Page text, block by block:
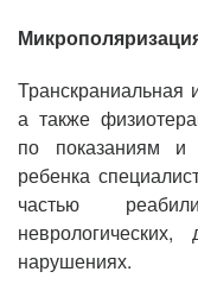
Транскраниальная
а также
по показаниям и
ребенка
частью
нарушениях.